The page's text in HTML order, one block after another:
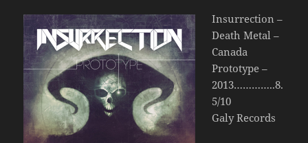
Insurrection –
Death Metal –
Canada
Prototype –
2013…………..8.
5/10
Galy Records